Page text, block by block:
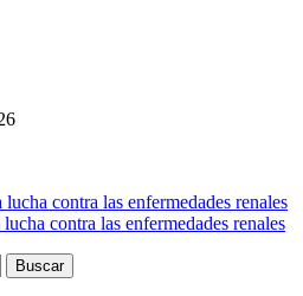
contra las enfermedades renales
contra las enfermedades renales